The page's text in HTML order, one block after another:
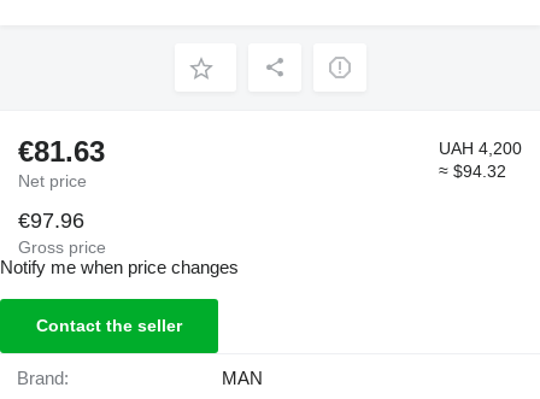
€81.63
Net price
UAH 4,200
≈ $94.32
€97.96
Gross price
Notify me when price changes
Contact the seller
Brand: MAN